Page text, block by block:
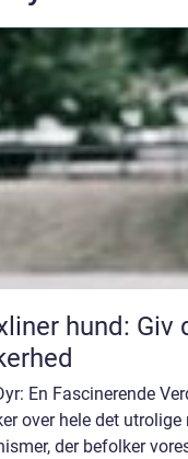
hund:
En Fascinerende
over hele det
der befolker